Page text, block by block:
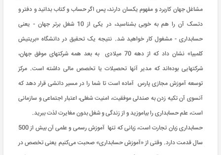
مشاغل جهان کاربرد و مفهوم یکسان دارند، پس اگر حساب و کتاب بدانید و دفتر و
دتسک آن را هم به خوبی بشناسید، در یکی از 10 شغل برتر جهان - یعنی
حسابداری - مشغول کار خواهید شد. نتیجه یک تحقیق در دانشگاه «بریتیش
کلمبیا» نشان داد که از دهه 70 میلادی به بعد همه شرکتهای موفق جهان،
شرکتهایی بوده‌اند که مدیر آنها تحصیلات یا تخصص مالی داشته است. مرکز
توسعه آموزش مجازی پارس آماده است تا شما را در مسیر دانشی قرار دهد که
آنسوی آن تکیه زدن به صندلی موفقیت، امنیت شغلی، اعتبار اجتماعی و سازمانی
است، علم حسابداری را بیاموزید و از زندگی و شغل بدون مغایرت لذت ببرید.
حسابداری زبان تجارت است، زبانی که تنها آموزش رسمی و علمی آن بیش از 500
سال قدمت دارد. وقتی از «آموزش حسابداری» صحبت می‌کنیم یعنی تخصص در